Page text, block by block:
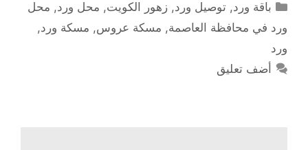
التصنيفات
باقة ورد,توصيل ورد,زهور الكويت, محل ورد, محل
ورد في محافظة العاصمة, مسكة عروس, مسكة ورد,
ورد
أضف تعليق